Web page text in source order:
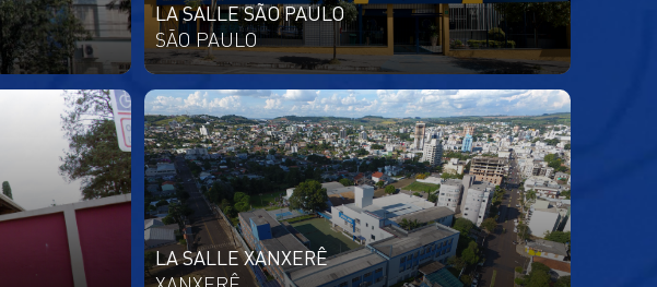
LA SALLE SÃO PAULO
SÃO PAULO
LA SALLE XANXERÊ